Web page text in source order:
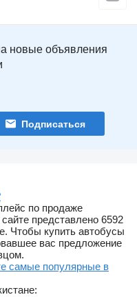
новые объявления
Подписаться
по продаже
представлено 6592
Чтобы купить автобусы
вас предложение
самые популярные в